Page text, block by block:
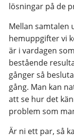
lösningar på de
Mellan samtalen
hemuppgifter vi
är i vardagen
bestående
gånger så
gång. Man kan
att se hur det
problem som
Är ni ett par, så